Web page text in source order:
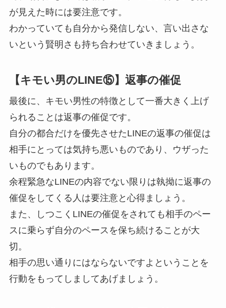
が見えた時には要注意です。
わかっていても自分から発信しない、言い出さな
いという賢明さも持ち合わせていきましょう。
【キモい男のLINE⑮】返事の催促
最後に、キモい男性の特徴として一番大きく上げ
られることは返事の催促です。
自分の都合だけを優先させたLINEの返事の催促は
相手にとっては気持ち悪いものであり、ウザった
いものでもあります。
余程緊急なLINEの内容でない限りは執拗に返事の
催促をしてくる人は要注意と心得ましょう。
また、しつこくLINEの催促をされても相手のペー
スに乗らず自分のペースを保ち続けることが大
切。
相手の思い通りにはならないですよということを
行動をもってしましてあげましょう。